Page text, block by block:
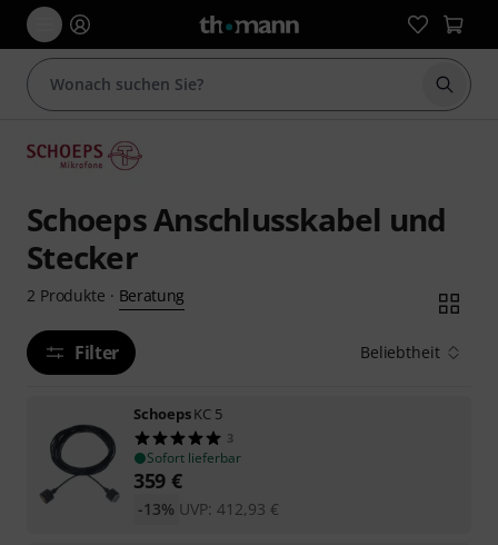
Suche
Schoeps Anschlusskabel und
Stecker
2 Produkte · Beratung
Filter Beliebtheit
SchoepsKC 5
3
Sofort lieferbar
359 €
UVP: 412,93 €
-13%